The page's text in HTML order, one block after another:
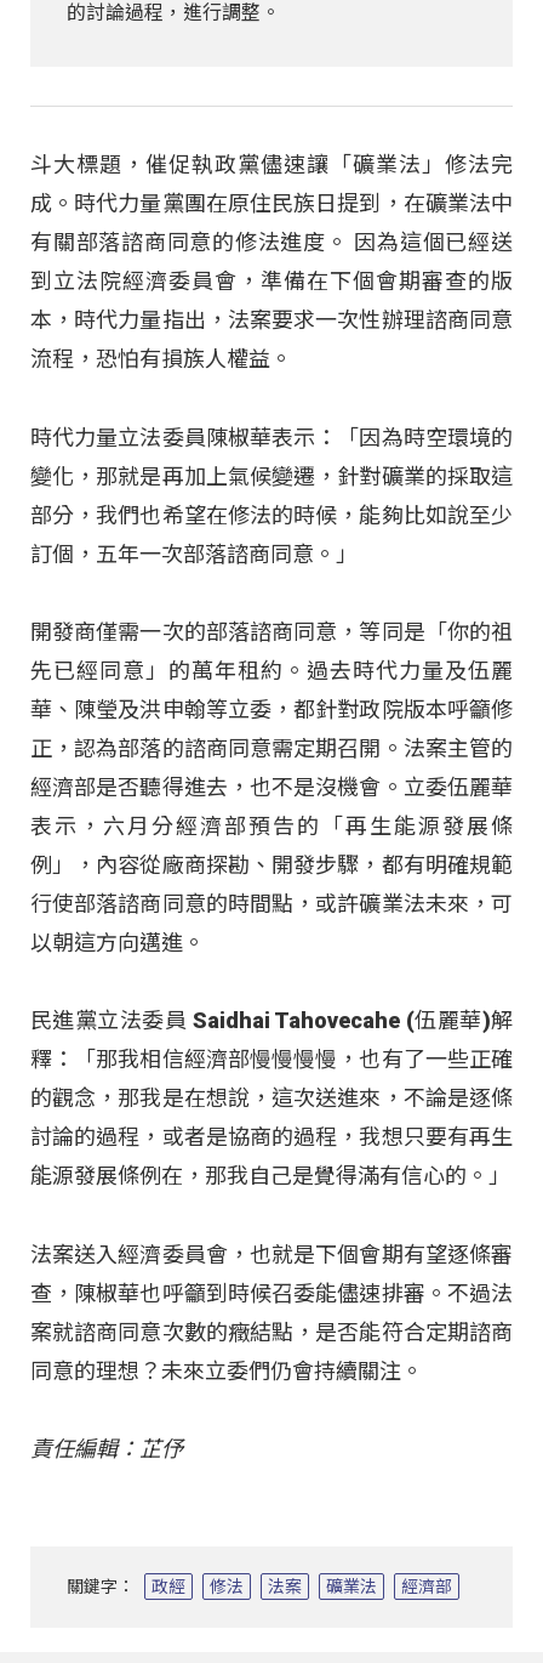
的討論過程，進行調整。
斗大標題，催促執政黨儘速讓「礦業法」修法完
成。時代力量黨團在原住民族日提到，在礦業法中
有關部落諮商同意的修法進度。 因為這個已經送
到立法院經濟委員會，準備在下個會期審查的版
本，時代力量指出，法案要求一次性辦理諮商同意
流程，恐怕有損族人權益。
時代力量立法委員陳椒華表示：「因為時空環境的
變化，那就是再加上氣候變遷，針對礦業的採取這
部分，我們也希望在修法的時候，能夠比如說至少
訂個，五年一次部落諮商同意。」
開發商僅需一次的部落諮商同意，等同是「你的祖
先已經同意」的萬年租約。過去時代力量及伍麗
華、陳瑩及洪申翰等立委，都針對政院版本呼籲修
正，認為部落的諮商同意需定期召開。法案主管的
經濟部是否聽得進去，也不是沒機會。立委伍麗華
表示，六月分經濟部預告的「再生能源發展條
例」，內容從廠商探勘、開發步驟，都有明確規範
行使部落諮商同意的時間點，或許礦業法未來，可
以朝這方向邁進。
民進黨立法委員 Saidhai Tahovecahe (伍麗華)解
釋：「那我相信經濟部慢慢慢慢，也有了一些正確
的觀念，那我是在想說，這次送進來，不論是逐條
討論的過程，或者是協商的過程，我想只要有再生
能源發展條例在，那我自己是覺得滿有信心的。」
法案送入經濟委員會，也就是下個會期有望逐條審
查，陳椒華也呼籲到時候召委能儘速排審。不過法
案就諮商同意次數的癥結點，是否能符合定期諮商
同意的理想？未來立委們仍會持續關注。
責任編輯：芷伃
關鍵字： 政經 修法 法案 礦業法 經濟部